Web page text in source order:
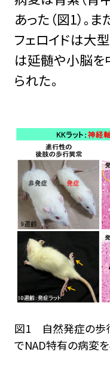
あった（図1）。
フェロイドは大
は延髄や小脳を
られた。
図1 自然発症の歩行
でNAD特有の病変